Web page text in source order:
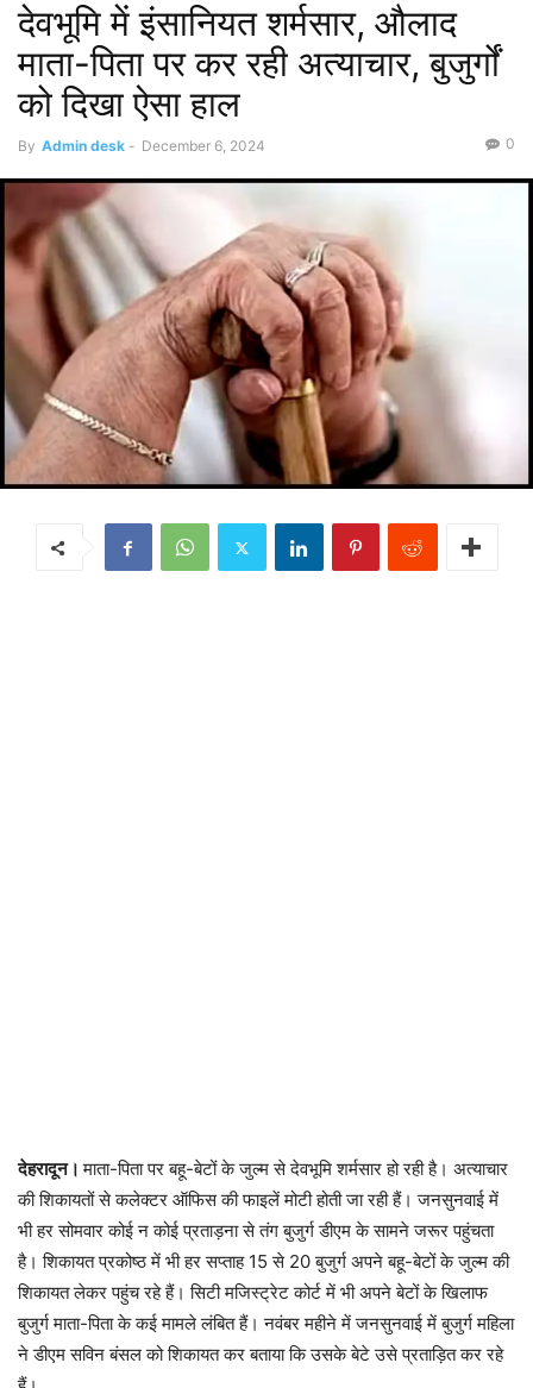
देवभूमि में इंसानियत शर्मसार, औलाद
माता-पिता पर कर रही अत्याचार, बुजुर्गों
को दिखा ऐसा हाल
By Admin desk - December 6, 2024 0
देहरादून।माता-पिता पर बहू-बेटों के जुल्म से देवभूमि शर्मसार हो रही है। अत्याचार
की शिकायतों से कलेक्टर ऑफिस की फाइलें मोटी होती जा रही हैं। जनसुनवाई में
भी हर सोमवार कोई न कोई प्रताड़ना से तंग बुजुर्ग डीएम के सामने जरूर पहुंचता
है। शिकायत प्रकोष्ठ में भी हर सप्ताह 15 से 20 बुजुर्ग अपने बहू-बेटों के जुल्म की
शिकायत लेकर पहुंच रहे हैं। सिटी मजिस्ट्रेट कोर्ट में भी अपने बेटों के खिलाफ
बुजुर्ग माता-पिता के कई मामले लंबित हैं। नवंबर महीने में जनसुनवाई में बुजुर्ग महिला
ने डीएम सविन बंसल को शिकायत कर बताया कि उसके बेटे उसे प्रताड़ित कर रहे